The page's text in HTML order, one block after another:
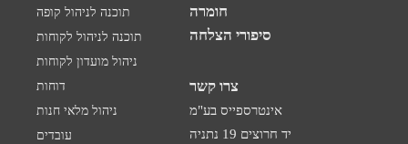
תוכנה לניהול קופה
תוכנה לניהול לקוחות
ניהול מועדון לקוחות
דוחות
ניהול מלאי חנות
עובדים
חומרה
סיפורי הצלחה
צרו קשר
אינטרספייס בע"מ
יד חרוצים 19 נתניה